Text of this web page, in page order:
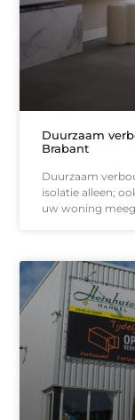
Duurzaam
Brabant
Duurzaam
isolatie alleen;
uw woning